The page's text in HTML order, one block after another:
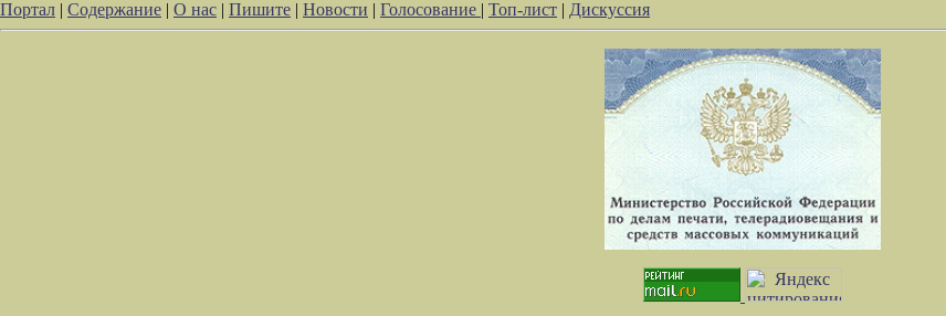
Портал | Содержание | О нас | Пишите | Новости | Голосование | Топ-лист | Дискуссия